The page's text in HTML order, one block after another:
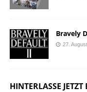
Bravely
27.
HINTERLASSE